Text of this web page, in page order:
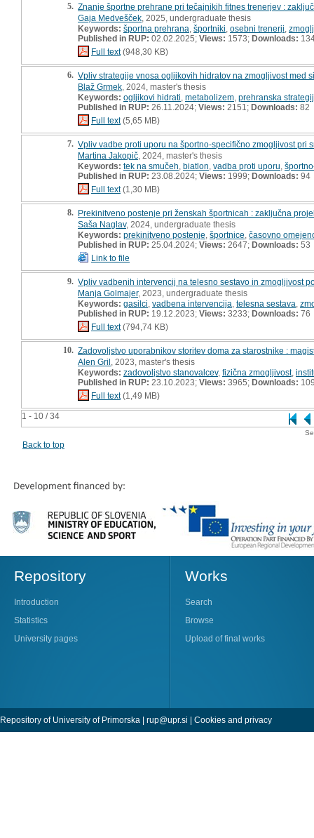
1 - 10 / 34
5. Znanje športne prehrane pri tečajnikih fitnes trenerjev :
Gaja Medvešček , 2025, undergraduate thesis
Keywords: športna prehrana športniki osebni trenerji
Published in RUP: 02.02.2025; Views: 1573; Downloads:
Full text(948,30 KB)
6. Vpliv strategije vnosa ogljikovih hidratov na zmogljivost med
Blaž Grmek , 2024, master's thesis
Keywords: ogljikovi hidrati metabolizem prehranska
Published in RUP: 26.11.2024; Views: 2151; Downloads: 82
Full text(5,65 MB)
7. Vpliv vadbe proti uporu na športno-specifično zmogljivost pri
Martina Jakopič , 2024, master's thesis
Keywords: tek na smučeh biatlon vadba proti uporu
Published in RUP: 23.08.2024; Views: 1999; Downloads: 94
Full text(1,30 MB)
8. Prekinitveno postenje pri ženskah športnicah : zaključna
Saša Naglav, 2024, undergraduate thesis
Keywords: prekinitveno postenje športnice časovno
Published in RUP: 25.04.2024; Views: 2647; Downloads: 53
Link to file
9. Vpliv vadbenih intervencij na telesno sestavo in zmogljivost
Manja Golmajer, 2023, undergraduate thesis
Keywords: gasilci vadbena intervencija telesna sestava
Published in RUP: 19.12.2023; Views: 3233; Downloads: 76
Full text(794,74 KB)
10. Zadovoljstvo uporabnikov storitev doma za starostnike :
Alen Gril , 2023, master's thesis
Keywords: zadovoljstvo stanovalcev, fizična zmogljivost,
Published in RUP: 23.10.2023; Views: 3965; Downloads:
Full text(1,49 MB)
Back to top
Repository
Introduction
Statistics
University pages
Works
Search
Browse
Upload of final works
Repository of University of Primorska | rup@upr.si | Cookies and privacy